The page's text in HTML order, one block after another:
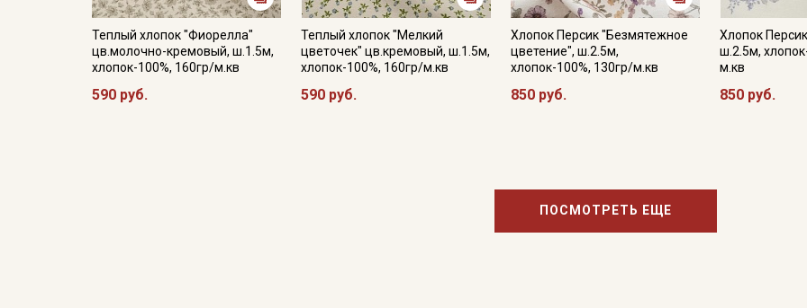
Теплый хлопок "Фиорелла"
цв.молочно-кремовый, ш.1.5м,
хлопок-100%, 160гр/м.кв
590 руб.
Теплый хлопок "Мелкий
цветочек" цв.кремовый, ш.1.5м,
хлопок-100%, 160гр/м.кв
590 руб.
Хлопок Персик "Безмятежное
цветение", ш.2.5м,
хлопок-100%, 130гр/м.кв
850 руб.
Хлопок
ш.2.5м,
м.кв
850 руб.
ПОСМОТРЕТЬ ЕЩЕ